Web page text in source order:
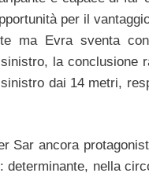
per il
ma Evra sventa
la conclusione
dai 14 metri,
Sar ancora
determinante, nella